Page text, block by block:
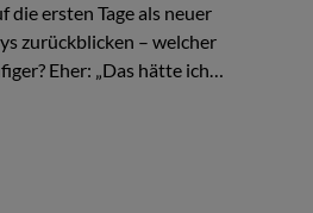
die ersten Tage als neuer
zurückblicken – welcher
Eher: „Das hätte ich…